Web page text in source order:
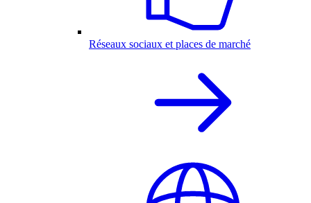
Réseaux sociaux et places de marché